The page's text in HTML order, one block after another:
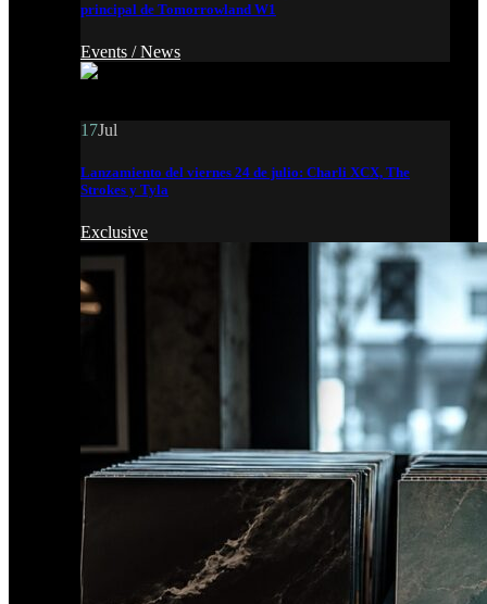
principal de Tomorrowland W1
Events /News
17Jul
Lanzamiento del viernes 24 de julio: Charli XCX, The
Strokes y Tyla
Exclusive